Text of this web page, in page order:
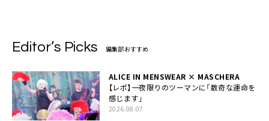
Editor’s Picks 編集部おすすめ
ALICE IN MENSWEAR × MASCHERA
【レポ】一夜限りのツーマンに「数奇な運命を
感じます」
2026.08.07